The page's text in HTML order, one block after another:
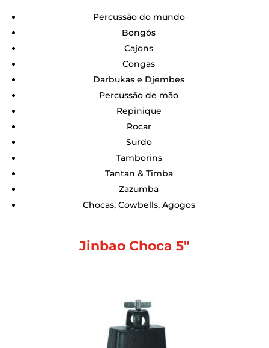
Percussão do mundo
Bongós
Cajons
Congas
Darbukas e Djembes
Percussão de mão
Repinique
Rocar
Surdo
Tamborins
Tantan & Timba
Zazumba
Chocas, Cowbells, Agogos
Jinbao Choca 5″